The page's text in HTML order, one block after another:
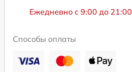
Ежедневно с 9:00 до 21:00
Способы оплаты